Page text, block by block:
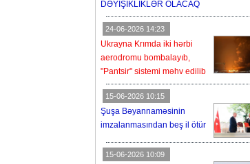
DƏYİŞİKLİKLƏR OLACAQ
24-06-2026 14:23
Ukrayna Krımda iki hərbi
aerodromu bombalayıb,
"Pantsir" sistemi məhv edilib
15-06-2026 10:15
Şuşa Bəyannaməsinin
imzalanmasından beş il ötür
15-06-2026 10:09